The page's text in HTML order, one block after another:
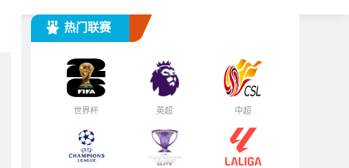
热门联赛
世界杯 英超 中超